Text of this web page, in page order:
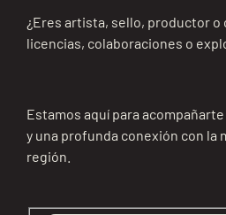
¿Eres artista, sello, productor o
licencias, colaboraciones o
Estamos aquí para
y una profunda conexión con la
región.